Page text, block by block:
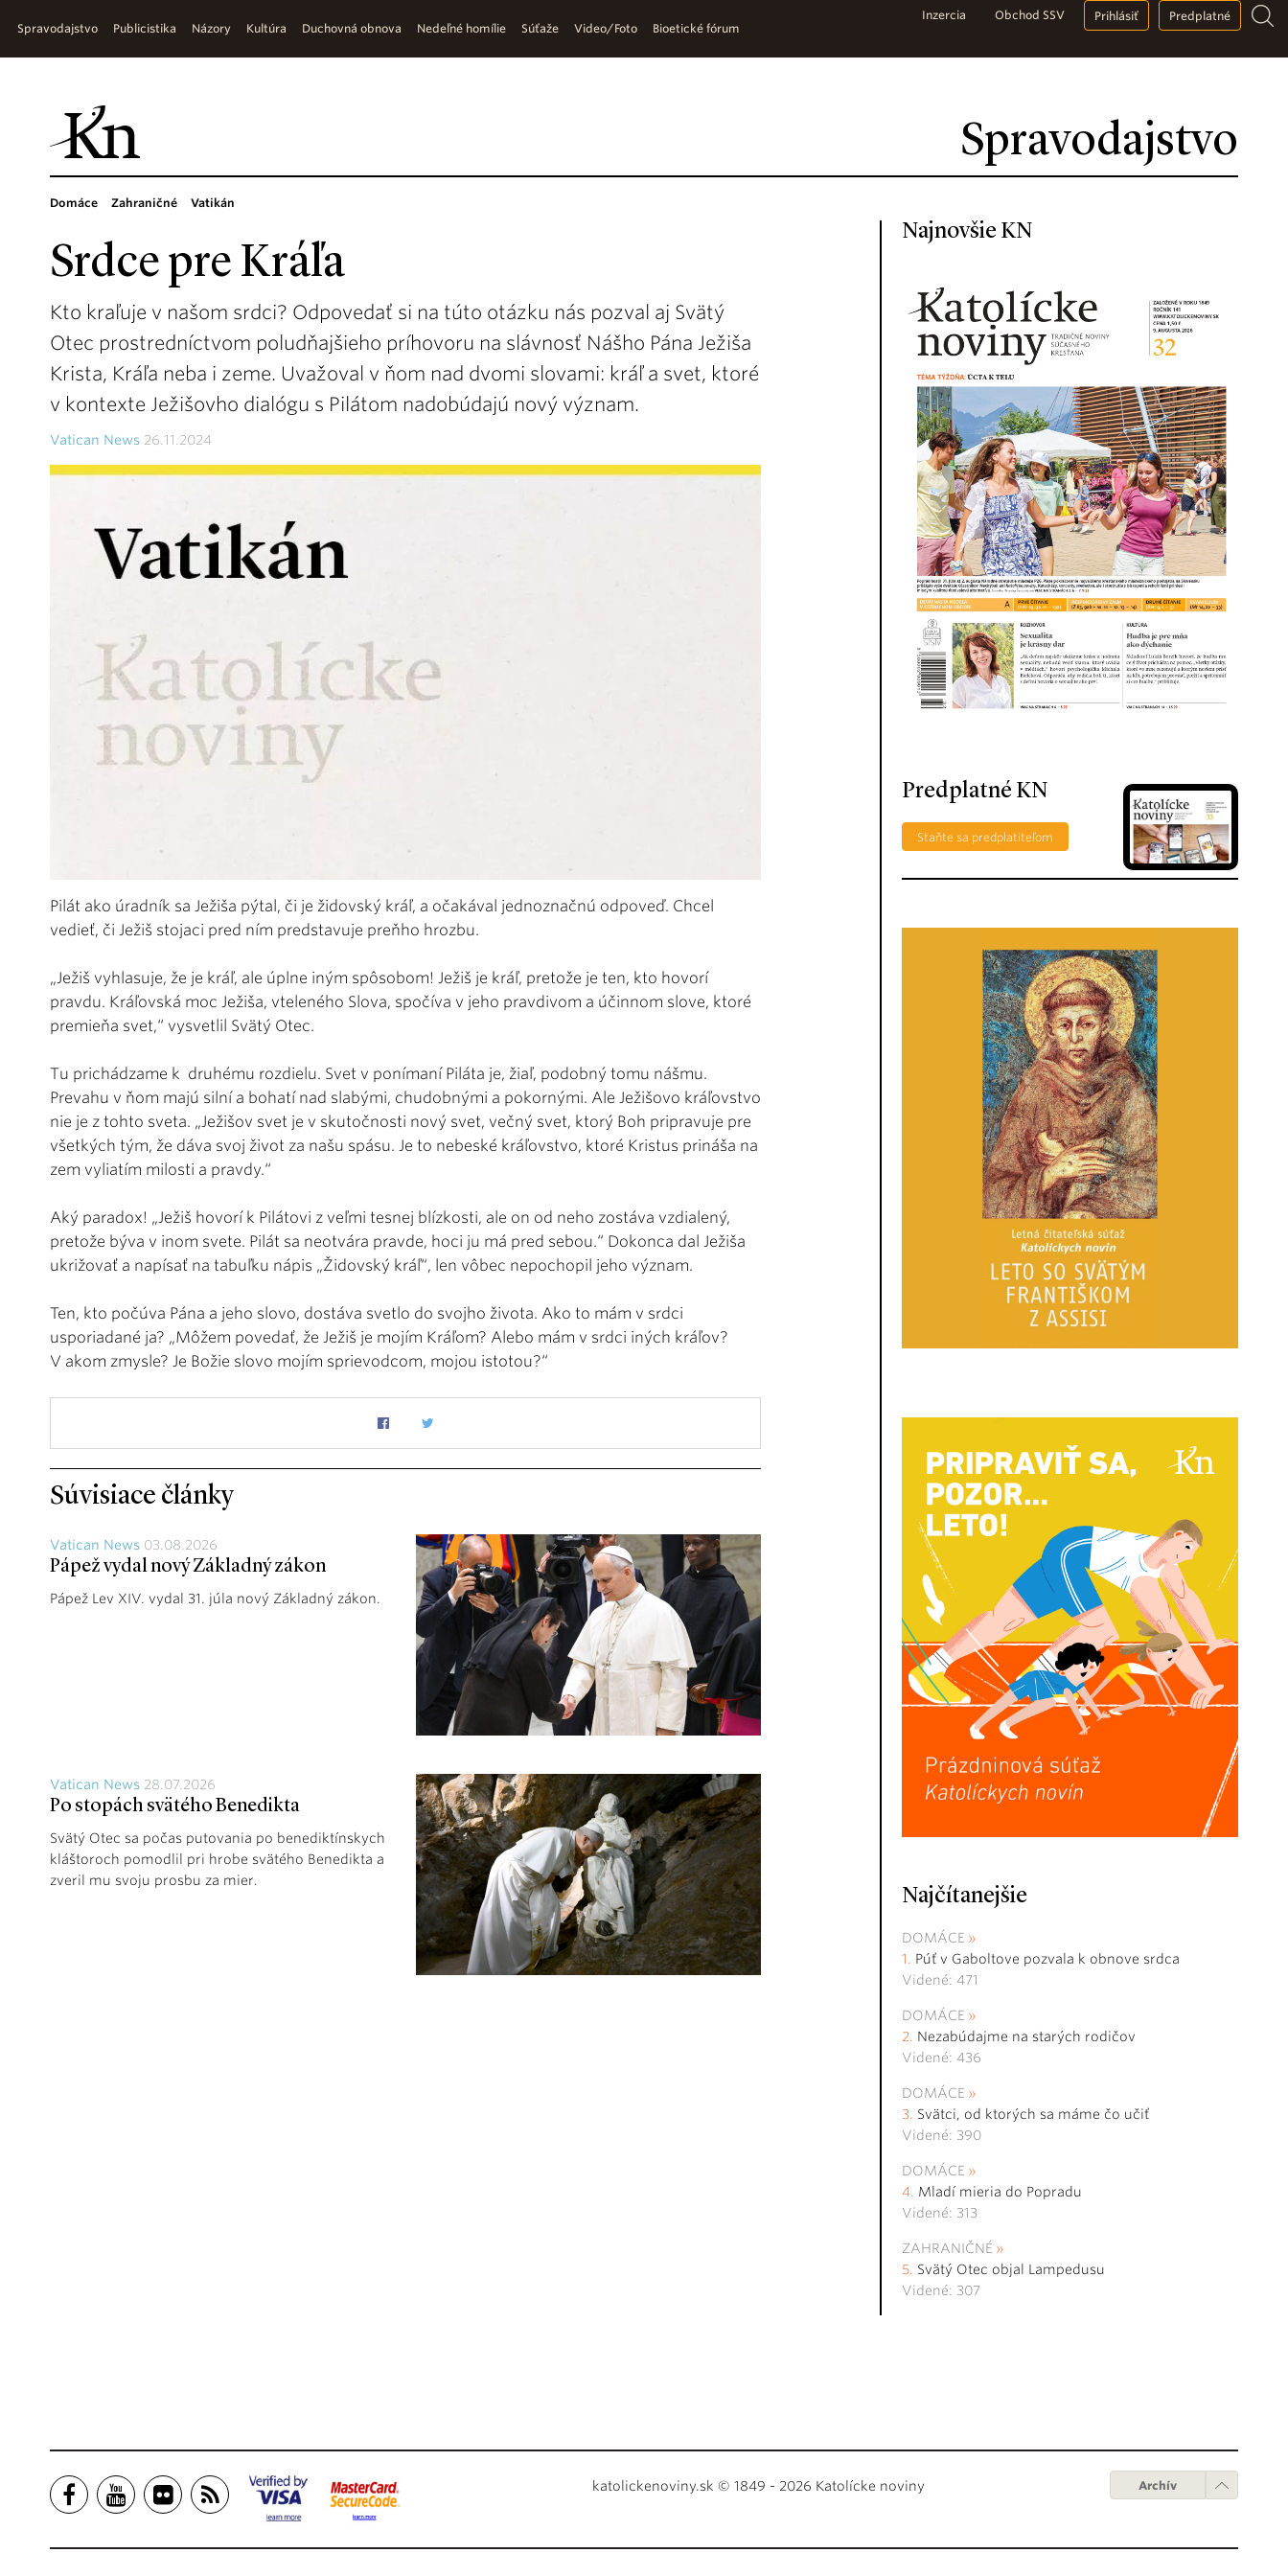
Spravodajstvo
Spravodajstvo Publicistika Názory Kultúra Duchovná obnova Nedeľné homílie Súťaže Video/Foto Bioetické fórum
Inzercia Obchod SSV Prihlásiť Predplatné
Domáce Zahraničné Vatikán
Srdce pre Kráľa
Kto kraľuje v našom srdci? Odpovedať si na túto otázku nás pozval aj Svätý
Otec prostredníctvom poludňajšieho príhovoru na slávnosť Nášho Pána Ježiša
Krista, Kráľa neba i zeme. Uvažoval v ňom nad dvomi slovami: kráľ a svet, ktoré
v kontexte Ježišovho dialógu s Pilátom nadobúdajú nový význam.
Vatican News 26.11.2024
Pilát ako úradník sa Ježiša pýtal, či je židovský kráľ, a očakával jednoznačnú odpoveď. Chcel
vedieť, či Ježiš stojaci pred ním predstavuje preňho hrozbu.
„Ježiš vyhlasuje, že je kráľ, ale úplne iným spôsobom! Ježiš je kráľ, pretože je ten, kto hovorí
pravdu. Kráľovská moc Ježiša, vteleného Slova, spočíva v jeho pravdivom a účinnom slove, ktoré
premieňa svet,“ vysvetlil Svätý Otec.
Tu prichádzame k druhému rozdielu. Svet v ponímaní Piláta je, žiaľ, podobný tomu nášmu.
Prevahu v ňom majú silní a bohatí nad slabými, chudobnými a pokornými. Ale Ježišovo kráľovstvo
nie je z tohto sveta. „Ježišov svet je v skutočnosti nový svet, večný svet, ktorý Boh pripravuje pre
všetkých tým, že dáva svoj život za našu spásu. Je to nebeské kráľovstvo, ktoré Kristus prináša na
zem vyliatím milosti a pravdy.“
Aký paradox! „Ježiš hovorí k Pilátovi z veľmi tesnej blízkosti, ale on od neho zostáva vzdialený,
pretože býva v inom svete. Pilát sa neotvára pravde, hoci ju má pred sebou.“ Dokonca dal Ježiša
ukrižovať a napísať na tabuľku nápis „Židovský kráľ“, len vôbec nepochopil jeho význam.
Ten, kto počúva Pána a jeho slovo, dostáva svetlo do svojho života. Ako to mám v srdci
usporiadané ja? „Môžem povedať, že Ježiš je mojím Kráľom? Alebo mám v srdci iných kráľov?
V akom zmysle? Je Božie slovo mojím sprievodcom, mojou istotou?“
Súvisiace články
Vatican News 03.08.2026
Pápež vydal nový Základný zákon
Pápež Lev XIV. vydal 31. júla nový Základný zákon.
Vatican News 28.07.2026
Po stopách svätého Benedikta
Svätý Otec sa počas putovania po benediktínskych
kláštoroch pomodlil pri hrobe svätého Benedikta a
zveril mu svoju prosbu za mier.
Najnovšie KN
Predplatné KN
Staňte sa predplatiteľom
Najčítanejšie
DOMÁCE
Púť v Gaboltove pozvala k obnove srdca
Videné: 471
DOMÁCE
Nezabúdajme na starých rodičov
Videné: 436
DOMÁCE
Svätci, od ktorých sa máme čo učiť
Videné: 390
DOMÁCE
Mladí mieria do Popradu
Videné: 313
ZAHRANIČNÉ
Svätý Otec objal Lampedusu
Videné: 307
katolickenoviny.sk © 1849 - 2026 Katolícke noviny Archív